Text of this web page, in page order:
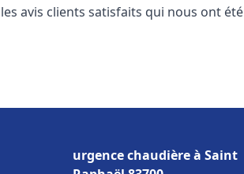
avis clients satisfaits qui nous ont été
urgence chaudière à Saint